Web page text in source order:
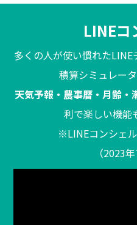
LINEコ
多くの人が使い慣れたLINE
積算シミュレー
天気予報・農事暦・月齢・
利で楽しい機能
※LINEコンシェ
（2023